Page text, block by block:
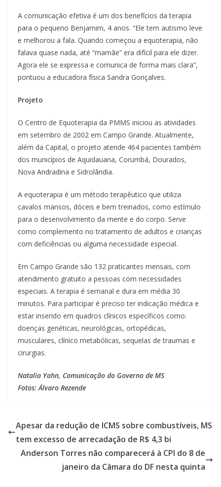
A comunicação efetiva é um dos benefícios da terapia
para o pequeno Benjamim, 4 anos. “Ele tem autismo leve
e melhorou a fala. Quando começou a equoterapia, não
falava quase nada, até “mamãe” era difícil para ele dizer.
Agora ele se expressa e comunica de forma mais clara”,
pontuou a educadora física Sandra Gonçalves.
Projeto
O Centro de Equoterapia da PMMS iniciou as atividades
em setembro de 2002 em Campo Grande. Atualmente,
além da Capital, o projeto atende 464 pacientes também
dos municípios de Aquidauana, Corumbá, Dourados,
Nova Andradina e Sidrolândia.
A equoterapia é um método terapêutico que utiliza
cavalos mansos, dóceis e bem treinados, como estímulo
para o desenvolvimento da mente e do corpo. Serve
como complemento no tratamento de adultos e crianças
com deficiências ou alguma necessidade especial.
Em Campo Grande são 132 praticantes mensais, com
atendimento gratuito a pessoas com necessidades
especiais. A terapia é semanal e dura em média 30
minutos. Para participar é preciso ter indicação médica e
estar inserido em quadros clínicos específicos como:
doenças genéticas, neurológicas, ortopédicas,
musculares, clínico metabólicas, sequelas de traumas e
cirurgias.
Natalia Yahn, Comunicação do Governo de MS
Fotos: Álvaro Rezende
Apesar da redução de ICMS sobre combustíveis, MS
tem excesso de arrecadação de R$ 4,3 bi
Anderson Torres não comparecerá à CPI do 8 de
janeiro da Câmara do DF nesta quinta